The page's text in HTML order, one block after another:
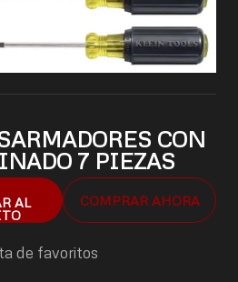
CON
7 PIEZAS
AL COMPRAR AHORA
de favoritos